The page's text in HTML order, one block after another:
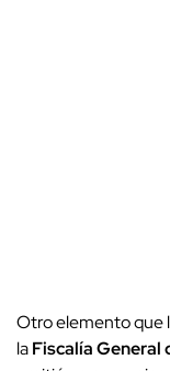
Otro elemento que
laFiscalía General